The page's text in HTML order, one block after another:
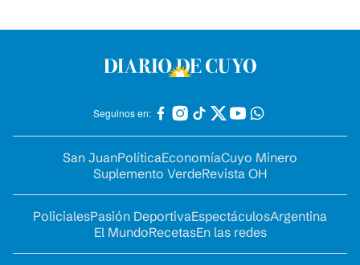
Seguinos en:
San JuanPolíticaEconomíaCuyo Minero
Suplemento VerdeRevista OH
PolicialesPasión DeportivaEspectáculosArgentina
El MundoRecetasEn las redes